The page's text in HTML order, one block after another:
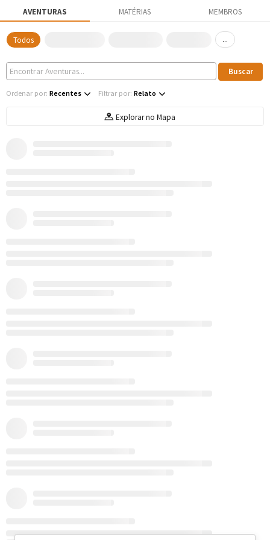
AVENTURAS MATÉRIAS MEMBROS
Todos ...
Ordenar por: Recentes Filtrar por: Relato
Explorar no Mapa